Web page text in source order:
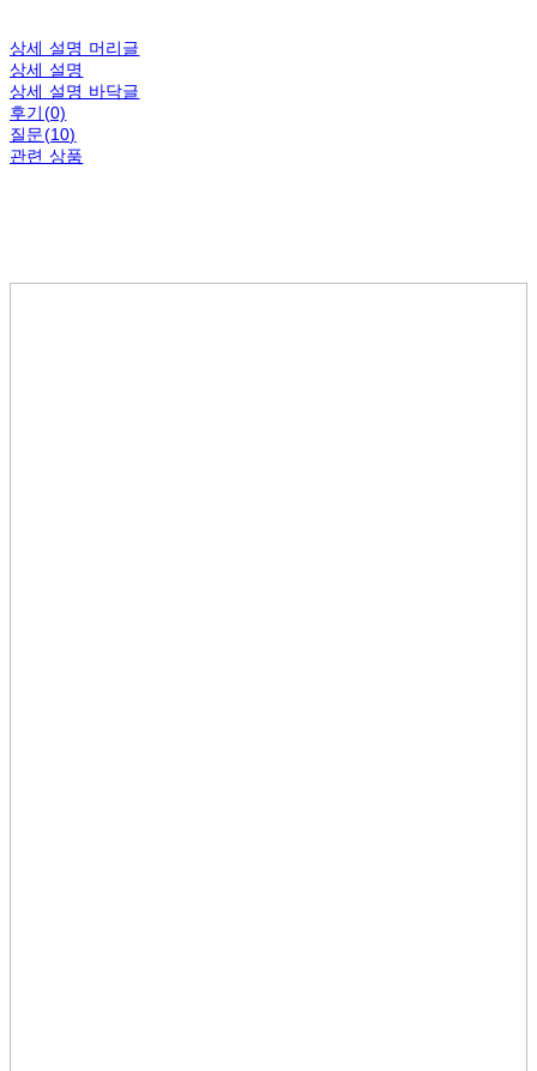
상세 설명 머리글
상세 설명
상세 설명 바닥글
후기(0)
질문(10)
관련 상품